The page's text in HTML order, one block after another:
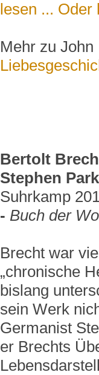
lesen ... Oder
Mehr zu
Bertolt
Stephen
Suhrkamp
- Buch der
Brecht war
„chronische
bislang
sein Werk
Germanist
er Brechts